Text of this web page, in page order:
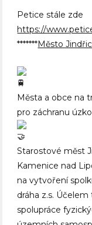
Petice stále zde
https://
*******Město
Města a obce na
pro záchranu
Starostové měst
Kamenice nad
na vytvoření
dráha z.s.
spolupráce